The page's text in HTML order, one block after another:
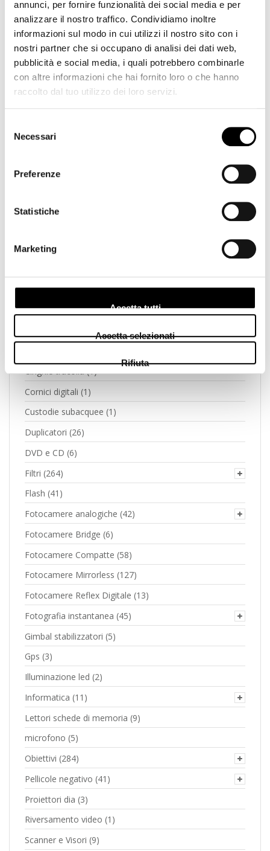
annunci, per fornire funzionalità dei social media e per
analizzare il nostro traffico. Condividiamo inoltre
informazioni sul modo in cui utilizzi il nostro sito con i
nostri partner che si occupano di analisi dei dati web,
pubblicità e social media, i quali potrebbero combinarle
con altre informazioni che hai fornito loro o che hanno
raccolto dal tuo utilizzo dei loro servizi.
delNecessari
Preferenze
Statistiche
Marketing
Accetta tutti
Accetta selezionati
Rifiuta
65,00€
Arredamento
Battery grip
Borse e zaini (93)
Carica Batterie (24)
(26)
Cinghie tracolla (1)
Cornici digitali (1)
Custodie subacquee (1)
Duplicatori (26)
DVD e CD (6)
Filtri (264)
Flash (41)
Fotocamere analogiche (42)
Fotocamere Bridge (6)
Fotocamere Compatte (58)
Fotocamere Mirrorless (127)
Fotocamere Reflex Digitale (13)
Fotografia instantanea (45)
Gimbal stabilizzatori (5)
Gps (3)
Illuminazione led (2)
Informatica (11)
Lettori schede di memoria (9)
microfono (5)
Obiettivi (284)
Pellicole negativo (41)
Proiettori dia (3)
Riversamento video (1)
Scanner e Visori (9)